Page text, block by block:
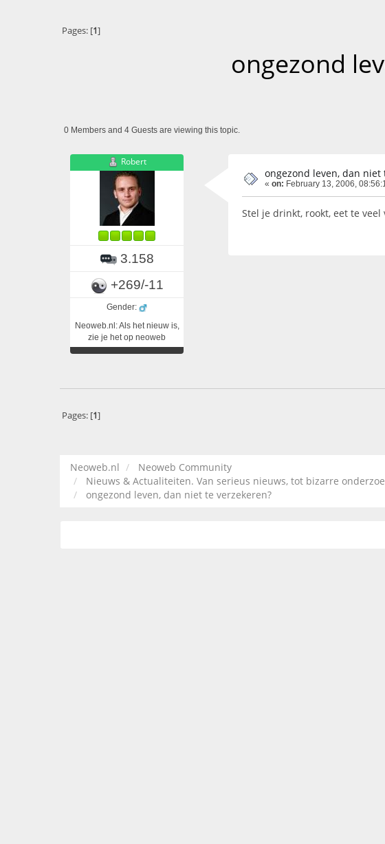
Pages: [1]
ongezond
0 Members and 4 Guests are viewing this topic.
Robert
3.158
+269/-11
Gender:
Neoweb.nl: Als het nieuw is,
zie je het op neoweb
ongezond leven, dan niet
« on: February 13, 2006,
Stel je drinkt, rookt, eet te
Pages: [1]
Neoweb.nl
Neoweb Community
Nieuws & Actualiteiten. Van serieus nieuws, tot bizarre
ongezond leven, dan niet te verzekeren?